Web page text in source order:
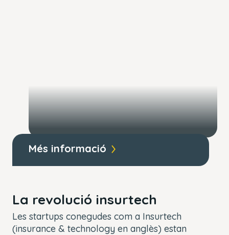
Més informació
La revolució insurtech
Les startups conegudes com a Insurtech
(insurance & technology en anglès) estan